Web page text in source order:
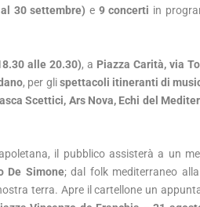
30 settembre) e 9 concerti in
alle 20.30), a Piazza Carità, via
, per glispettacoli itineranti di
Scettici, Ars Nova, Echi del
il pubblico assisterà a un
De Simone; dal folk mediterraneo
terra. Apre il cartellone un